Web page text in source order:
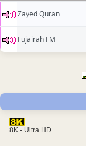
Zayed Quran
Fujairah FM
8K - Ultra HD